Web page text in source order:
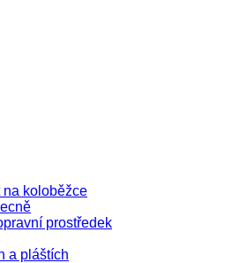
koloběžce
prostředek
a pláštích